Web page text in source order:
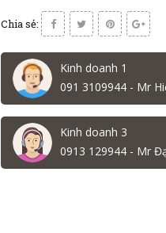
Chia sẻ:
Kinh doanh 1
091 3109944 - Mr
Kinh doanh 3
0913 129944 - Mr